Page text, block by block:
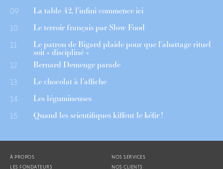
09 La table 42, l’infini commence ici
10 Le terroir français par Slow Food
11 Le patron de Bigard plaide pour que l’abattage rituel
soit « discipliné »
12 Bernard Demenge parade
13 Le chocolat à l’affiche
14 Les légumineuses
15 Quand les scientifiques kiffent le kéfir !
À PROPOS
LES FONDATEURS
NOS SERVICES
NOS CLIENTS